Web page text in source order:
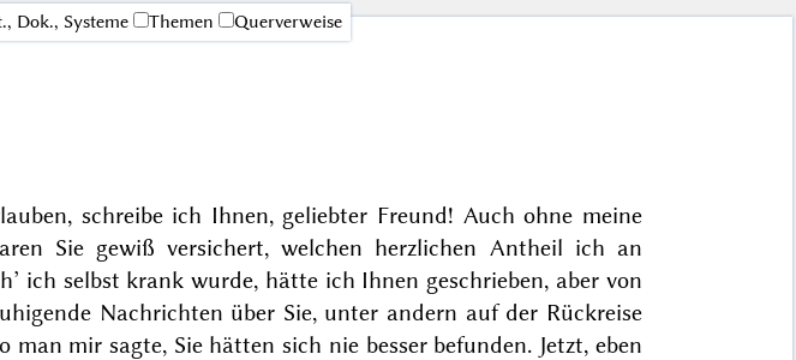
Dok., Systeme Themen Querverweise
schreibe ich Ihnen, geliebter Freund! Auch ohne meine
Sie gewiß versichert, welchen herzlichen Antheil ich an
ich selbst krank wurde, hätte ich Ihnen geschrieben, aber von
Nachrichten über Sie, unter andern auf der Rückreise
man mir sagte, Sie hätten sich nie besser befunden. Jetzt, eben